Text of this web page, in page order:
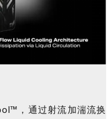
，通过射流加湍流换